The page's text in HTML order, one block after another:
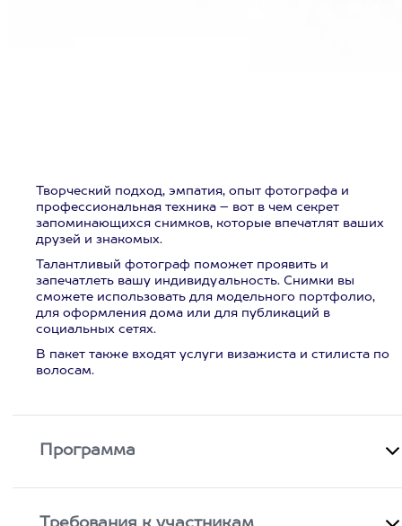
Творческий подход, эмпатия, опыт фотографа и
профессиональная техника – вот в чем секрет
запоминающихся снимков, которые впечатлят ваших
друзей и знакомых.
Талантливый фотограф поможет проявить и
запечатлеть вашу индивидуальность. Снимки вы
сможете использовать для модельного портфолио,
для оформления дома или для публикаций в
социальных сетях.
В пакет также входят услуги визажиста и стилиста по
волосам.
Программа